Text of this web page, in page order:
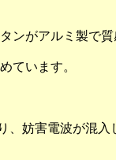
ンがアルミ製で質
ています。
妨害電波が混入